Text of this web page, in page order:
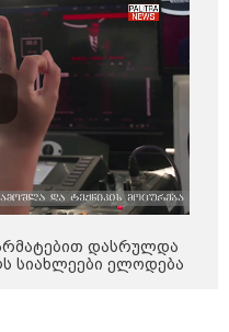
ბარამიძემ რაღაც
ჩამოაყალიბა,
ნამდვილად არ
წიხლი ივანიშვილის
დაფუძნებული
მსახურებისგან" -
სააკაშვილი
08-2026
არის სამშობლოს
- როგორ ეხმაურება
აგვისტოს ომთან
განცხადებას?
დასრულდა
სიახლეები ელოდება